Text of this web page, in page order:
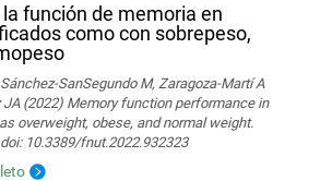
función de memoria en
como con sobrepeso,
SanSegundo M, Zaragoza-Martí A
JA (2022) Memory function performance in
overweight, obese, and normal weight.
10.3389/fnut.2022.932323